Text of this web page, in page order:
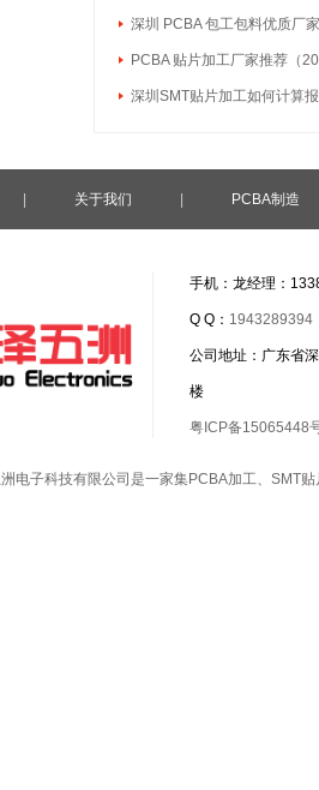
深圳 PCBA 包工包料优质厂
PCBA 贴片加工厂家推荐（
深圳SMT贴片加工如何计算
关于我们 PCBA制造
手机：龙经理：
Q Q： 1943289394
公司地址：广东省
楼
粤ICP备15065448
电子科技有限公司是一家集PCBA加工、 SMT贴